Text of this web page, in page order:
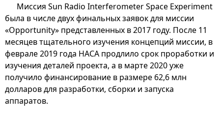
Миссия Sun Radio Interferometer Space Experiment
была в числе двух финальных заявок для миссии
«Opportunity» представленных в 2017 году. После 11
месяцев тщательного изучения концепций миссии, в
феврале 2019 года НАСА продлило срок проработки и
изучения деталей проекта, а в марте 2020 уже
получило финансирование в размере 62,6 млн
долларов для разработки, сборки и запуска
аппаратов.